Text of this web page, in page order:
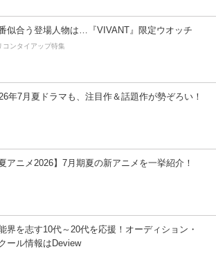
似合う登場人物は…『VIVANT』限定ウオッチ
コンタイアップ特集
年7月夏ドラマも、注目作＆話題作が勢ぞろい！
夏アニメ2026】7月期夏の新アニメを一挙紹介！
界を志す10代～20代を応援！オーディション・
ール情報はDeview